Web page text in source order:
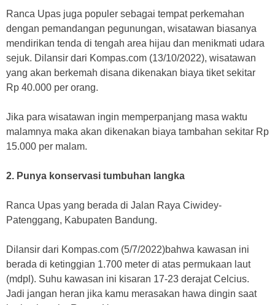
Ranca Upas juga populer sebagai tempat perkemahan
dengan pemandangan pegunungan, wisatawan biasanya
mendirikan tenda di tengah area hijau dan menikmati udara
sejuk. Dilansir dari Kompas.com (13/10/2022), wisatawan
yang akan berkemah disana dikenakan biaya tiket sekitar
Rp 40.000 per orang.
Jika para wisatawan ingin memperpanjang masa waktu
malamnya maka akan dikenakan biaya tambahan sekitar Rp
15.000 per malam.
2. Punya konservasi tumbuhan langka
Ranca Upas yang berada di Jalan Raya Ciwidey-
Patenggang, Kabupaten Bandung.
Dilansir dari Kompas.com (5/7/2022)bahwa kawasan ini
berada di ketinggian 1.700 meter di atas permukaan laut
(mdpl). Suhu kawasan ini kisaran 17-23 derajat Celcius.
Jadi jangan heran jika kamu merasakan hawa dingin saat